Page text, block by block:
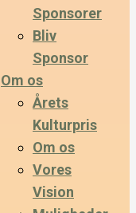
Sponsorer
Bliv
Sponsor
Om os
Årets
Kulturpris
Om os
Vores
Vision